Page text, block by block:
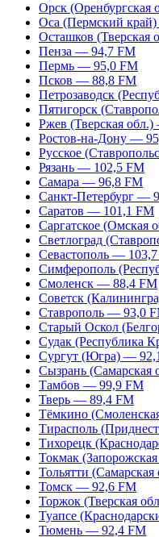
Орск
Оса (Пермский
Осташков (Тверская
Пенза — 94,7 FM
Пермь — 95,0 FM
Псков — 88,8 FM
Петрозаводск
Пятигорск
Ржев (Тверская
Ростов-на-Дону —
Русское
Рязань — 102,5 FM
Самара — 96,8 FM
Санкт-Петербург —
Саратов — 101,1 FM
Саргатское (Омская
Светлоград
Севастополь —
Симферополь
Смоленск — 88,4 FM
Советск
Ставрополь — 93,0
Старый Оскол
Судак (Республика
Сургут (Югра) —
Сызрань
Тамбов — 99,9 FM
Тверь — 89,4 FM
Тёмкино
Тирасполь
Тихорецк
Токмак
Тольятти
Томск — 92,6 FM
Торжок (Тверская
Туапсе
Тюмень — 92,4 FM